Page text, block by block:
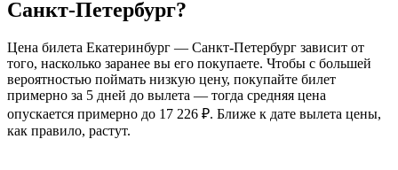
Санкт-Петербург?
Цена билета Екатеринбург — Санкт-Петербург зависит от
того, насколько заранее вы его покупаете. Чтобы с большей
вероятностью поймать низкую цену, покупайте билет
примерно за 5 дней до вылета — тогда средняя цена
опускается примерно до 17 226 ₽. Ближе к дате вылета цены,
как правило, растут.